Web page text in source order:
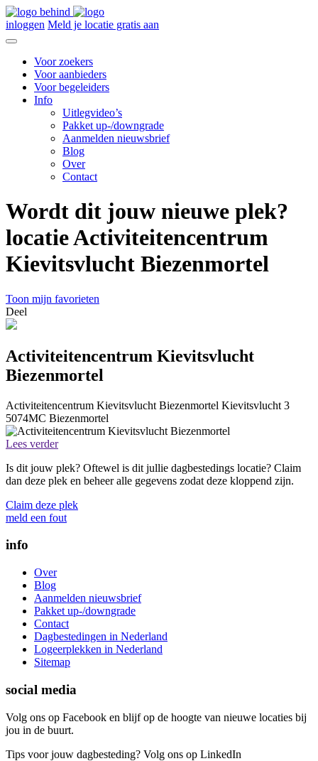
inloggen Meld je locatie gratis aan
Voor zoekers
Voor aanbieders
Voor begeleiders
Info
Uitlegvideo’s
Pakket up-/downgrade
Aanmelden nieuwsbrief
Blog
Over
Contact
Wordt dit jouw nieuwe plek?
locatie Activiteitencentrum
Kievitsvlucht Biezenmortel
Toon mijn favorieten
Deel
Activiteitencentrum Kievitsvlucht
Biezenmortel
Activiteitencentrum Kievitsvlucht Biezenmortel Kievitsvlucht 3
5074MC Biezenmortel
Lees verder
Is dit jouw plek? Oftewel is dit jullie dagbestedings locatie? Claim
dan deze plek en beheer alle gegevens zodat deze kloppend zijn.
Claim deze plek
meld een fout
info
Over
Blog
Aanmelden nieuwsbrief
Pakket up-/downgrade
Contact
Dagbestedingen in Nederland
Logeerplekken in Nederland
Sitemap
social media
Volg ons op Facebook en blijf op de hoogte van nieuwe locaties bij
jou in de buurt.
Tips voor jouw dagbesteding? Volg ons op LinkedIn